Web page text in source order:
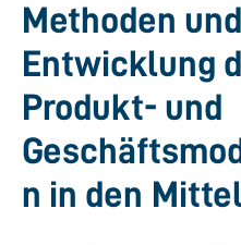
Methoden
Entwicklung
Produkt- und
n in den